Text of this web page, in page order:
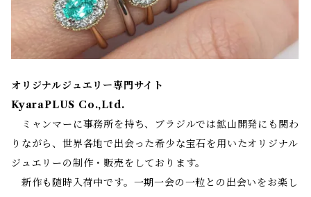
オリジナルジュエリー専門サイト
KyaraPLUS Co.,Ltd.
ミャンマーに事務所を持ち、ブラジルでは鉱山開発にも関わ
りながら、世界各地で出会った希少な宝石を用いたオリジナル
ジュエリーの制作・販売をしております。
新作も随時入荷中です。一期一会の一粒との出会いをお楽し